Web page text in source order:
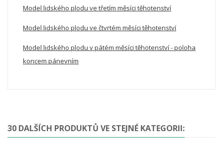
Model lidského plodu ve třetím měsíci těhotenství
Model lidského plodu ve čtvrtém měsíci těhotenství
Model lidského plodu v pátém měsíci těhotenství - poloha
koncem pánevním
30 DALŠÍCH PRODUKTŮ VE STEJNÉ KATEGORII: